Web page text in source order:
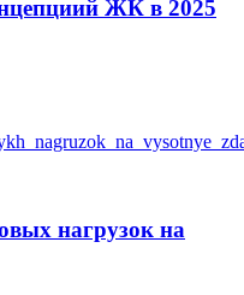
ЖК в 2025
нагрузок на